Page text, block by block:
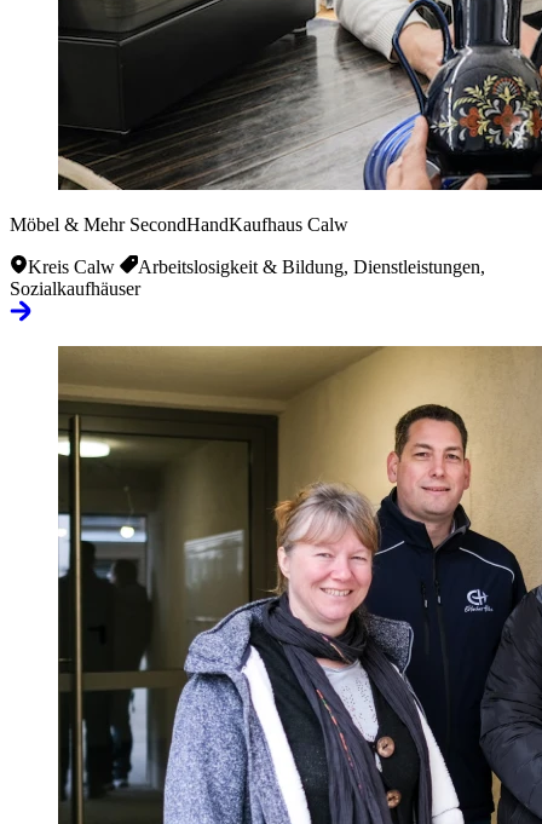
Möbel & Mehr SecondHandKaufhaus Calw
Kreis Calw
Arbeitslosigkeit & Bildung, Dienstleistungen,
Sozialkaufhäuser